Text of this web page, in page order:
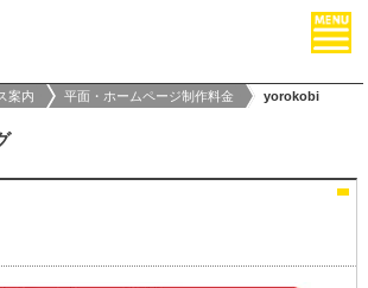
案内 平面・ホームページ制作料金 yorokobi